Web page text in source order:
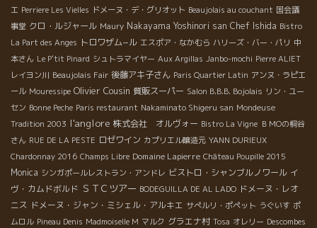
エ Perriere Les Vielles ドメーヌ・デ・グリオット Beaujolais au couchant 国会議
事堂 クロ・ルジャール Maury Nakayama Yoshinori san Chef Ishida Bistro
La Part des Anges トロワザム−ル エスポア・なかむら ハリーズ・バー・パリ 中
本さん Le P'tit Pinard シュトラマイヤー Aux Argillas Janbo-mochi Pierre ALIET
レイヨン川 Beaujolais Fair 後藤アキ子さん Paris Quartier Latin アンヌ・ラピエ
ール Mouressipe Olivier Cousin 質販スーパー Salon B.B.B. Bojolais リン・ユー
セン Bonne Peche Paris restaurant Nakaminato Shigeru san Mondeuse
Tradition 2003 l'anglore 株式会社 オルヴォー Bistro La Vigne ＢＭОの桐谷
さん RUE DE LA PESTE ロゼワイン カプリエル醸造元 YANN DURIEUX
Chardonnay 2016 Champs Libre Domaine Lapierre Château Poupille 2015
Monica シンガポールレストラン・アンドレ ビストロ・シャンブルノワール イ
ヴ・カムドボルド ＳＴＣツアー BODEGUILLA DE AL LADO ドメーヌ・レオ
ニス ドメーヌ・ジャン・ミシェル・アルキエ サぺルリ・ポペット うぐいす ポ
ムロル Pineau Denis Madmoiselle M マルク グラエナ村 Tosa オレリー Descombes